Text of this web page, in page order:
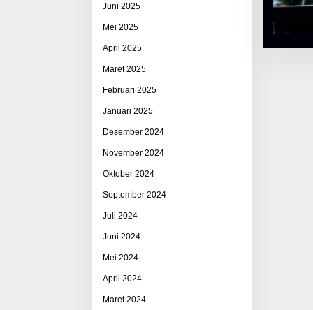
Juni 2025
Mei 2025
April 2025
Maret 2025
Februari 2025
Januari 2025
Desember 2024
November 2024
Oktober 2024
September 2024
Juli 2024
Juni 2024
Mei 2024
April 2024
Maret 2024